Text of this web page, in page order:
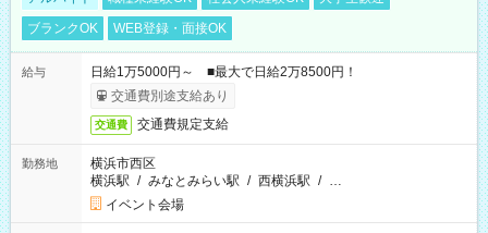
ブランクOK
WEB登録・面接OK
給与
日給1万5000円～ ■最大で日給2万8500円！
交通費別途支給あり
交通費 交通費規定支給
勤務地
横浜市西区
横浜駅 / みなとみらい駅 / 西横浜駅 / …
イベント会場